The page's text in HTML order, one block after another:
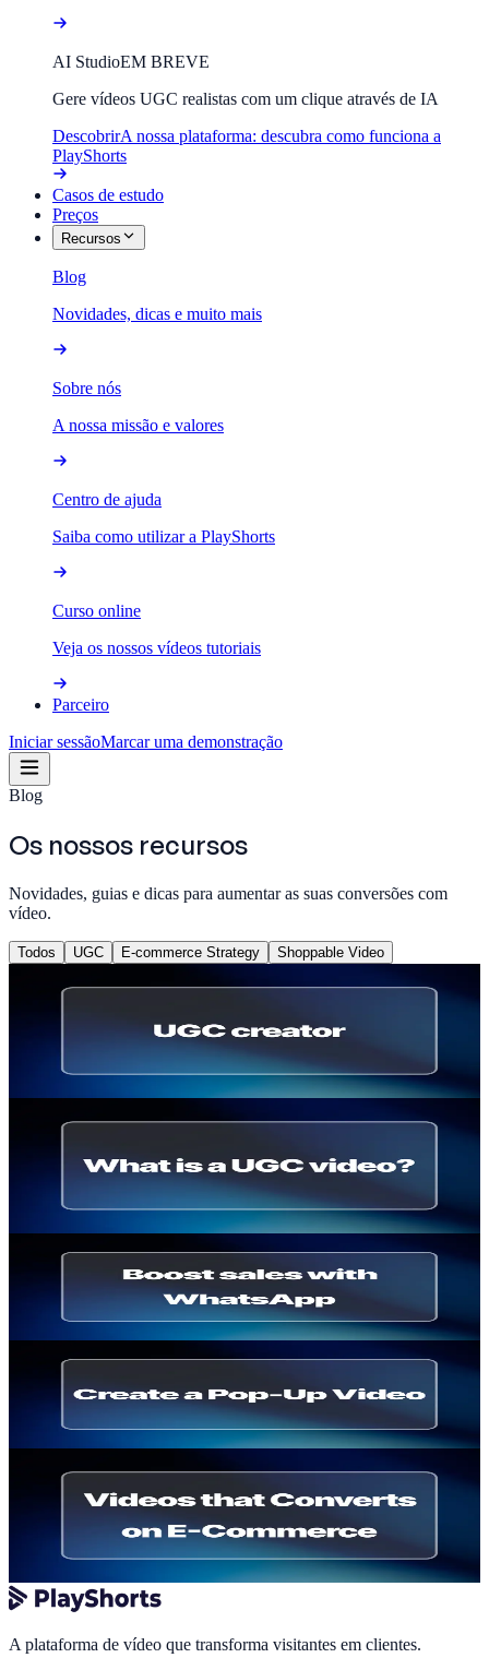
AI StudioEM BREVE
Gere vídeos UGC realistas com um clique através de IA
DescobrirA nossa plataforma: descubra como funciona a
PlayShorts
Casos de estudo
Preços
Recursos
Blog
Novidades, dicas e muito mais
Sobre nós
A nossa missão e valores
Centro de ajuda
Saiba como utilizar a PlayShorts
Curso online
Veja os nossos vídeos tutoriais
Parceiro
Iniciar sessãoMarcar uma demonstração
Blog
Os nossos recursos
Novidades, guias e dicas para aumentar as suas conversões com
vídeo.
Todos UGC E-commerce Strategy Shoppable Video
começar
22 de maio de 2026
O que é UGC? Significado, exemplos e
vantagens
22 de maio de 2026
WhatsApp marketing para a tua loja online
12 de março de 2026
Como criar um popup de vídeo na tua loja online
13 de fevereiro de 2026
Video marketing no e-commerce: mais vendas
com vídeo
11 de fevereiro de 2026
A plataforma de vídeo que transforma visitantes em clientes.